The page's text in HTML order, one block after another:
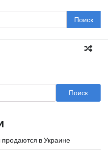
Поиск
в Украине